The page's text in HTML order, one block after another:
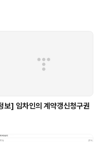
보] 임차인의 계약갱신청구권